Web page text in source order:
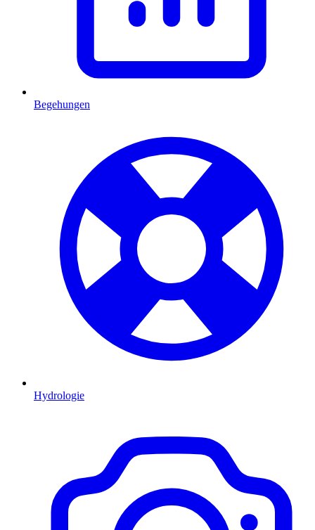
Begehungen
Hydrologie